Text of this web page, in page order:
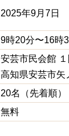
2025年9月7日
9時20分〜16時
安芸市民会館
高知県安芸市矢
20名（先着順）
無料